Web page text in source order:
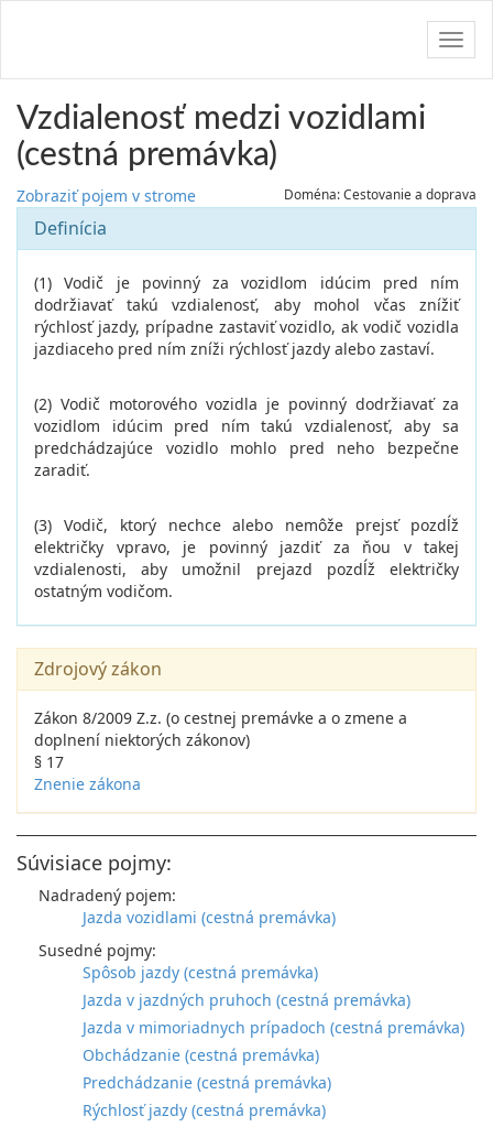
Vzdialenosť medzi vozidlami
(cestná premávka)
Zobraziť pojem v strome Doména: Cestovanie a doprava
Definícia
(1) Vodič je povinný za vozidlom idúcim pred ním
dodržiavať takú vzdialenosť, aby mohol včas znížiť
rýchlosť jazdy, prípadne zastaviť vozidlo, ak vodič vozidla
jazdiaceho pred ním zníži rýchlosť jazdy alebo zastaví.
(2) Vodič motorového vozidla je povinný dodržiavať za
vozidlom idúcim pred ním takú vzdialenosť, aby sa
predchádzajúce vozidlo mohlo pred neho bezpečne
zaradiť.
(3) Vodič, ktorý nechce alebo nemôže prejsť pozdĺž
električky vpravo, je povinný jazdiť za ňou v takej
vzdialenosti, aby umožnil prejazd pozdĺž električky
ostatným vodičom.
Zdrojový zákon
Zákon 8/2009 Z.z. (o cestnej premávke a o zmene a
doplnení niektorých zákonov)
§ 17
Znenie zákona
Súvisiace pojmy:
Nadradený pojem:
Jazda vozidlami (cestná premávka)
Susedné pojmy:
Spôsob jazdy (cestná premávka)
Jazda v jazdných pruhoch (cestná premávka)
Jazda v mimoriadnych prípadoch (cestná premávka)
Obchádzanie (cestná premávka)
Predchádzanie (cestná premávka)
Rýchlosť jazdy (cestná premávka)